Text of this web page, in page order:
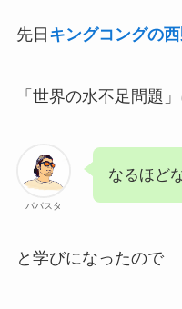
先日 キングコングの
「世界の水不足問題
パパスタ
なるほど
と学びになったので